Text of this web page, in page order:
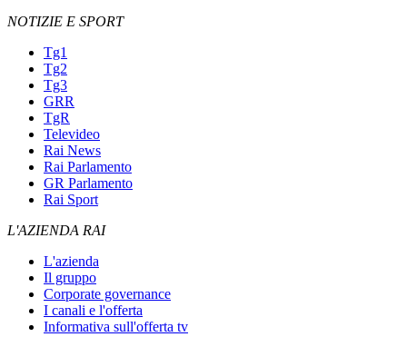
NOTIZIE E SPORT
Tg1
Tg2
Tg3
GRR
TgR
Televideo
Rai News
Rai Parlamento
GR Parlamento
Rai Sport
L'AZIENDA RAI
L'azienda
Il gruppo
Corporate governance
I canali e l'offerta
Informativa sull'offerta tv